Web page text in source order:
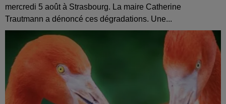
mercredi 5 août à Strasbourg. La maire Catherine
Trautmann a dénoncé ces dégradations. Une...